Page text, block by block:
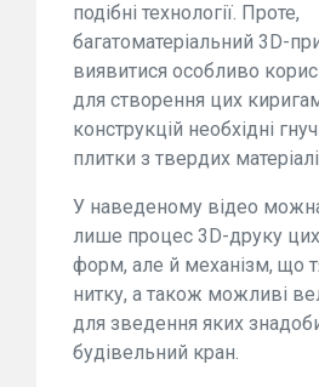
подібні технології. Проте,
багатоматеріальний 3D-
виявитися особливо
для створення цих
конструкцій необхідні
плитки з твердих
У наведеному відео можна
лише процес 3D-друку
форм, але й механізм, що
нитку, а також можливі
для зведення яких
будівельний кран.